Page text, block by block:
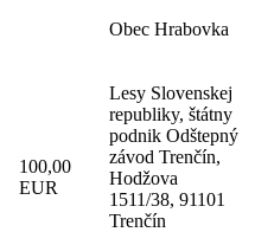
Obec Hrabovka
100,00
EUR
Lesy Slovenskej
republiky, štátny
podnik Odštepný
závod Trenčín,
Hodžova
1511/38, 91101
Trenčín